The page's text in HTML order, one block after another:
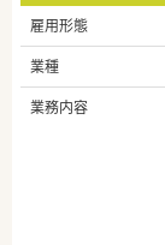
雇用形態
業種
業務内容